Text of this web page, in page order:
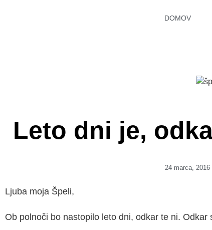
DOMOV
Leto dni je,
24 marca, 2016
Ljuba moja Špeli,
Ob polnoči bo nastopilo leto dni, odkar te ni.